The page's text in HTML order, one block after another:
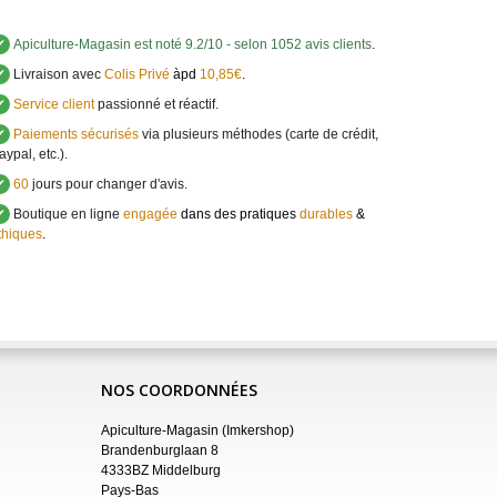
Apiculture-Magasin est noté 9.2/10 - selon 1052 avis clients.
Livraison avecColis Privé àpd 10,85€.
Service clientpassionné et réactif.
Paiements sécurisésvia plusieurs méthodes (carte de crédit,
etc.).
60jours pour changer d'avis.
Boutique en ligne engagée dans des pratiques durables&
.
NOS COORDONNÉES
Apiculture-Magasin (Imkershop)
Brandenburglaan 8
4333BZ Middelburg
Pays-Bas